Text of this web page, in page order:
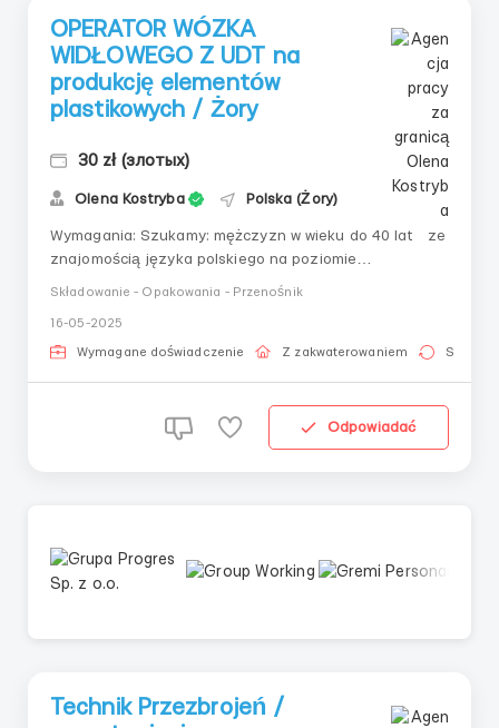
OPERATOR WÓZKA
WIDŁOWEGO Z UDT na
produkcję elementów
plastikowych / Żory
30 zł (злотых)
Olena Kostryba Polska (Żory)
Wymagania: Szukamy: mężczyzn w wieku do 40 lat ze
znajomością języka polskiego na poziomie
podstawowym Wymagane uprawnienia UDT Gdzie
widłowego na produkcję elementów plastikowych dla
samochodów 🔍 Szukamy: mężczyzn w wieku do 40
Składowanie - Opakowania - Przenośnik
16-05-2025
Wymagane doświadczenie Z zakwaterowaniem Stała
Odpowiadać
Technik Przezbrojeń /